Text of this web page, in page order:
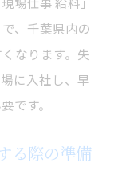
、千葉県内の
なります。失
に入社し、早
です。
る際の準備